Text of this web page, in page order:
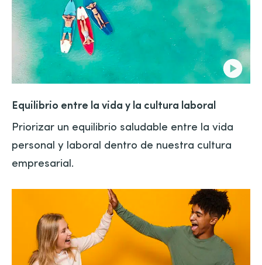
Equilibrio entre la vida y la cultura laboral
Priorizar un equilibrio saludable entre la vida
personal y laboral dentro de nuestra cultura
empresarial.